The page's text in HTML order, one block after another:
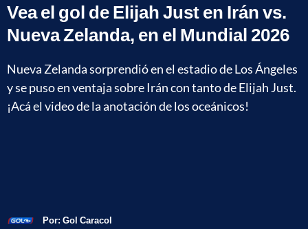
Vea el gol de Elijah Just en Irán vs.
Nueva Zelanda, en el Mundial 2026
Nueva Zelanda sorprendió en el estadio de Los Ángeles
y se puso en ventaja sobre Irán con tanto de Elijah Just.
¡Acá el video de la anotación de los oceánicos!
Por: Gol Caracol